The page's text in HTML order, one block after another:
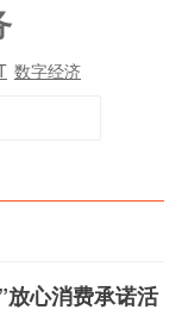
数字经济
放心消费承诺活